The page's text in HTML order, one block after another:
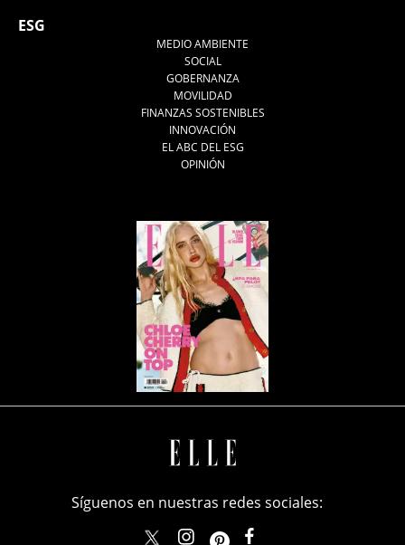
ESG
MEDIO AMBIENTE
SOCIAL
GOBERNANZA
MOVILIDAD
FINANZAS SOSTENIBLES
INNOVACIÓN
EL ABC DEL ESG
OPINIÓN
Síguenos en nuestras redes sociales:
elle_mexicoellemexico